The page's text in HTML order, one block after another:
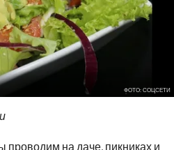
ФОТО: СОЦСЕТИ
на даче, пикниках и